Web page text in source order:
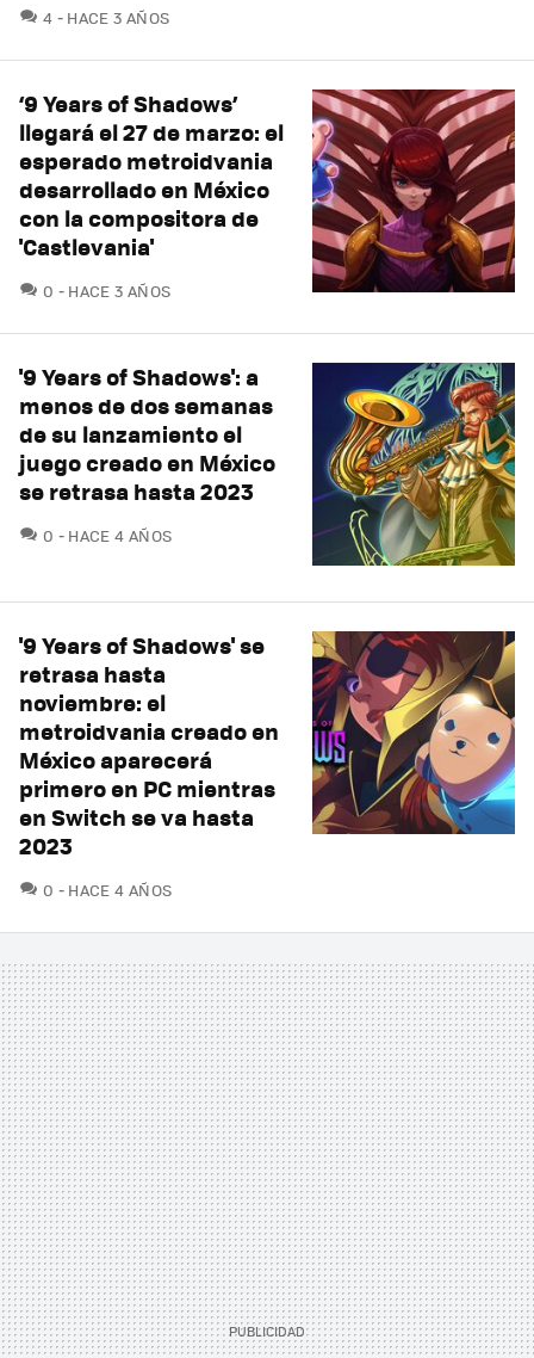
4 COMENTARIOS
HACE 3 AÑOS
‘9 Years of Shadows’
llegará el 27 de marzo: el
esperado metroidvania
desarrollado en México
con la compositora de
'Castlevania'
0 COMENTARIOS
HACE 3 AÑOS
'9 Years of Shadows': a
menos de dos semanas
de su lanzamiento el
juego creado en México
se retrasa hasta 2023
0 COMENTARIOS
HACE 4 AÑOS
'9 Years of Shadows' se
retrasa hasta
noviembre: el
metroidvania creado en
México aparecerá
primero en PC mientras
en Switch se va hasta
2023
0 COMENTARIOS
HACE 4 AÑOS